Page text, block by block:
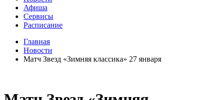
Афиша
Сервисы
Расписание
Главная
Новости
Матч Звезд «Зимняя классика» 27 января